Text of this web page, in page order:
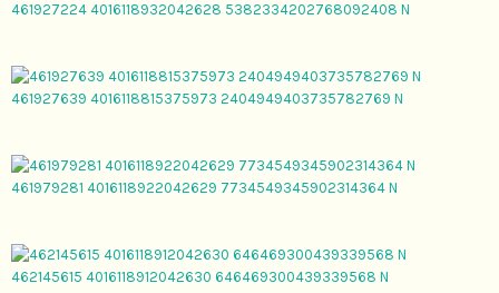
461927224 4016118932042628 5382334202768092408 N
461927639 4016118815375973 2404949403735782769 N
461979281 4016118922042629 7734549345902314364 N
462145615 4016118912042630 646469300439339568 N